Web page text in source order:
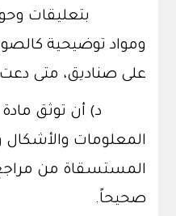
بتعليقات
ومواد توضيحية
على صناديق، متى دعت
د) أن توثق مادة
المعلومات والأشكال
المستسقاة من مراجع
صحيحاً.